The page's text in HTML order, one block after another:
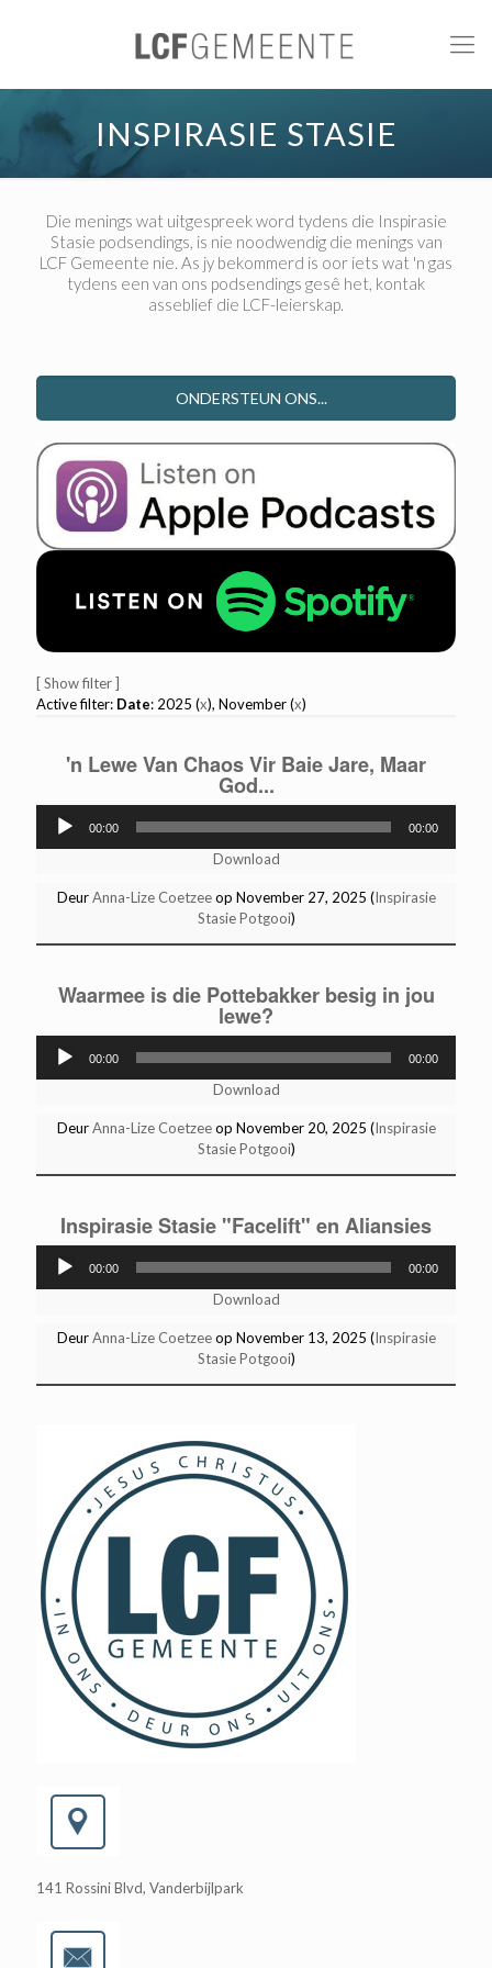
INSPIRASIE STASIE
Die menings wat uitgespreek word tydens die Inspirasie
Stasie podsendings, is nie noodwendig die menings van
LCF Gemeente nie. As jy bekommerd is oor iets wat 'n gas
tydens een van ons podsendings gesê het, kontak
asseblief die LCF-leierskap.
ONDERSTEUN ONS...
[ Show filter ]
Active filter: Date: 2025 (x), November (x)
'n Lewe Van Chaos Vir Baie Jare, Maar
God...
Player
00:00 00:00
Download
DeurAnna-Lize Coetzeeop November 27, 2025 (Inspirasie
Stasie Potgooi)
Waarmee is die Pottebakker besig in jou
lewe?
Player
00:00 00:00
Download
DeurAnna-Lize Coetzeeop November 20, 2025 (Inspirasie
Stasie Potgooi)
Inspirasie Stasie "Facelift" en Aliansies
Player
00:00 00:00
Download
DeurAnna-Lize Coetzeeop November 13, 2025 (Inspirasie
Stasie Potgooi)
141 Rossini Blvd, Vanderbijlpark